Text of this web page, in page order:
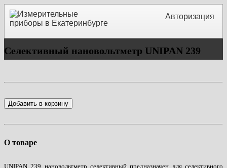
Авторизация
Селективный нановольтметр UNIPAN 239
Добавить в корзину
О товаре
UNIPAN 239 нановольтметр селективный предназначен для селективного